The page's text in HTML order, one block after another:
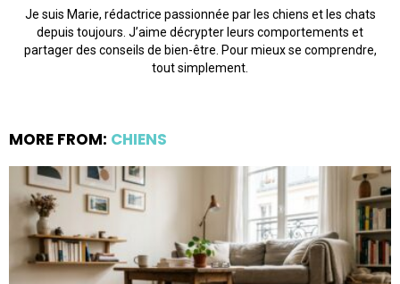
Je suis Marie, rédactrice passionnée par les chiens et les chats
depuis toujours. J’aime décrypter leurs comportements et
partager des conseils de bien-être. Pour mieux se comprendre,
tout simplement.
MORE FROM: CHIENS